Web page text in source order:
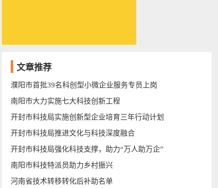
文章推荐
濮阳市首批39名科创型小微企业服务专员上岗
南阳市大力实施七大科技创新工程
开封市科技局实施创新型企业培育三年行动计划
开封市科技局推进文化与科技深度融合
开封市科技局强化科技支撑，助力“万人助万企”
南阳市科技特派员助力乡村振兴
河南省技术转移转化后补助名单